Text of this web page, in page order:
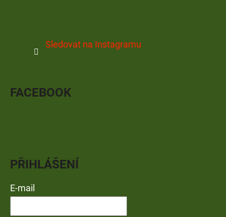
Sledovat na Instagramu
FACEBOOK
PŘIHLÁŠENÍ
E-mail